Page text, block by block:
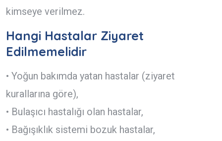
kimseye verilmez.
Hangi Hastalar Ziyaret
Edilmemelidir
• Yoğun bakımda yatan hastalar (ziyaret
kurallarına göre),
• Bulaşıcı hastalığı olan hastalar,
• Bağışıklık sistemi bozuk hastalar,